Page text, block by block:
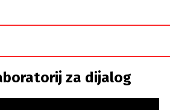
za dijalog